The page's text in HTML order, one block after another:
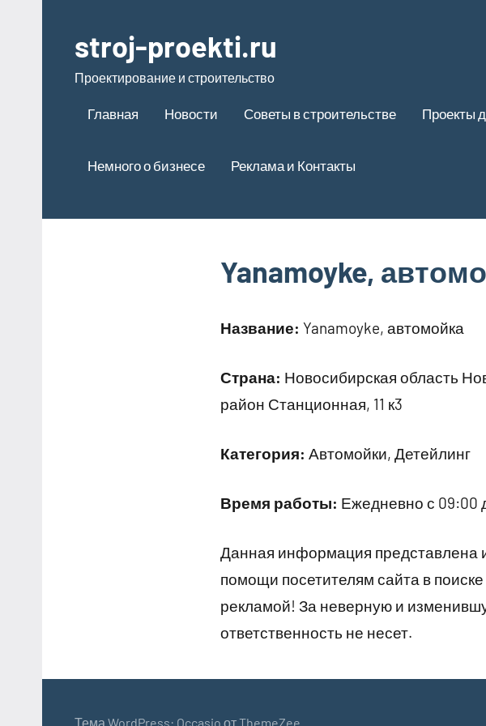
содержимому
stroj-proekti.ru
Проектирование и строительство
Главная Новости Советы в строительстве Проекты
Немного о бизнесе Реклама и Контакты
Yanamoyke,
Название: Yanamoyke, автомойка
Страна: Новосибирская область
район Станционная, 11 к3
Категория: Автомойки, Детейлинг
Время работы: Ежедневно с 09:00
Данная информация представлена
помощи посетителям сайта в
рекламой! За неверную и
ответственность не несет.
Тема WordPress: Occasio от ThemeZee.